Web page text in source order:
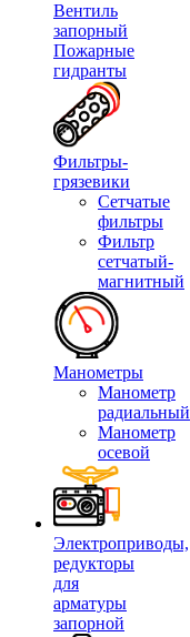
Вентиль
запорный
Пожарные
гидранты
Фильтры-
грязевики
Сетчатые
фильтры
Фильтр
сетчатый-
магнитный
Манометры
Манометр
радиальный
Манометр
осевой
Электроприводы,
редукторы
для
арматуры
запорной